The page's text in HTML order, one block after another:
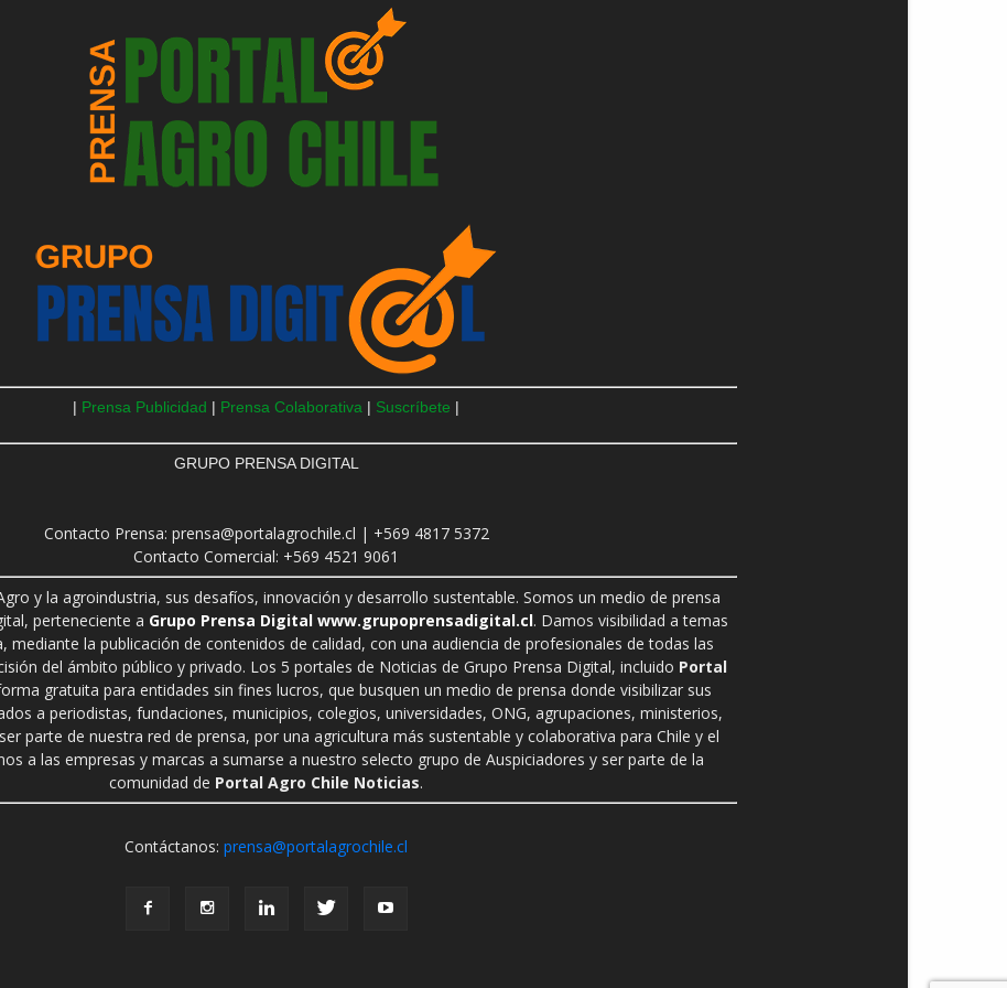
| Prensa Publicidad | Prensa Colaborativa | Suscríbete |
GRUPO PRENSA DIGITAL
Contacto Prensa: prensa@portalagrochile.cl | +569 4817 5372
Contacto Comercial: +569 4521 9061
y la agroindustria, sus desafíos, innovación y desarrollo sustentable. Somos un medio de prensa
perteneciente a Grupo Prensa Digital www.grupoprensadigital.cl. Damos visibilidad a temas
mediante la publicación de contenidos de calidad, con una audiencia de profesionales de todas las
del ámbito público y privado. Los 5 portales de Noticias de Grupo Prensa Digital, incluido Portal
gratuita para entidades sin fines lucros, que busquen un medio de prensa donde visibilizar sus
a periodistas, fundaciones, municipios, colegios, universidades, ONG, agrupaciones, ministerios,
parte de nuestra red de prensa, por una agricultura más sustentable y colaborativa para Chile y el
a las empresas y marcas a sumarse a nuestro selecto grupo de Auspiciadores y ser parte de la
comunidad de Portal Agro Chile Noticias.
Contáctanos:prensa@portalagrochile.cl